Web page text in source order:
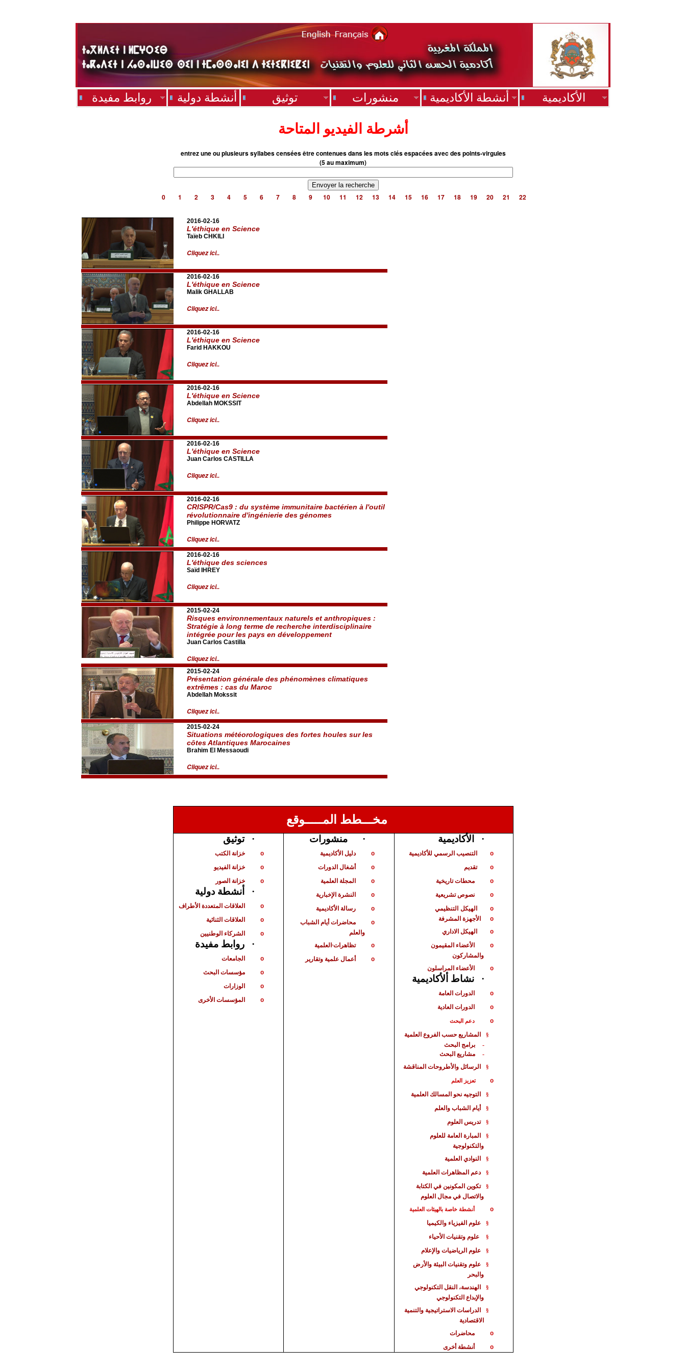
روابط مفيدة أنشطة دولية توثيق منشورات أنشطة الأكاديمية الأكاديمية
أشرطة الفيديو المتاحة
entrez une ou plusieurs syllabes censées être contenues dans les mots clés espacées avec des points-virgules
(5 au maximum)
0 1 2 3 4 5 6 7 8 9 10 11 12 13 14 15 16 17 18 19 20 21 22
2016-02-16
L'éthique en Science
Taïeb CHKILI
Cliquez ici..
2016-02-16
L'éthique en Science
Malik GHALLAB
Cliquez ici..
2016-02-16
L'éthique en Science
Farid HAKKOU
Cliquez ici..
2016-02-16
L'éthique en Science
Abdellah MOKSSIT
Cliquez ici..
2016-02-16
L'éthique en Science
Juan Carlos CASTILLA
Cliquez ici..
2016-02-16
CRISPR/Cas9 : du système immunitaire bactérien à l'outil
révolutionnaire d'ingénierie des génomes
Philippe HORVATZ
Cliquez ici..
2016-02-16
L'éthique des sciences
Saïd IHREY
Cliquez ici..
2015-02-24
Risques environnementaux naturels et anthropiques :
Stratégie à long terme de recherche interdisciplinaire
intégrée pour les pays en développement
Juan Carlos Castilla
Cliquez ici..
2015-02-24
Présentation générale des phénomènes climatiques
extrêmes : cas du Maroc
Abdellah Mokssit
Cliquez ici..
2015-02-24
Situations météorologiques des fortes houles sur les
côtes Atlantiques Marocaines
Brahim El Messaoudi
Cliquez ici..
مخـــطط المـــــوقع
· توثيق
o خزانة الكتب
o خزانة الفيديو
o خزانة الصور
· أنشطة دولية
o العلاقات المتعددة الأطراف
o العلاقات الثنائية
o الشركاء الوطنيين
· روابط مفيدة
o الجامعات
o مؤسسات البحث
o الوزارات
o المؤسسات الأخرى
· منشورات
o دليل الأكاديمية
o أشغال الدورات
o المجلة العلمية
o النشرة الإخبارية
o رسالة الأكاديمية
o
محاضرات أيام الشباب
والعلم
o تظاهراتالعلمية
o أعمال علمية وتقارير
· الأكاديمية
o التنصيب الرسمي للأكاديمية
o تقديم
o محطات تاريخية
o نصوص تشريعية
o الهيكل التنظيمي
o الأجهزة المشرفة
o الهيكل الاداري
o
الأعضاء المقيمون
والمشاركون
o الأعضاء المراسلون
· نشاط ألأكاديمية
o الدورات العامة
o الدورات العادية
o دعم البحث
§ المشاريع حسب الفروع العلمية
- برامج البحث
- مشاريعالبحث
§ الرسائل والأطروحات المناقشة
o تعزيز العلم
§ التوجيه نحو المسالك العلمية
§ أيام الشباب والعلم
§ تدريس العلوم
§ المبارةالعامة للعلوم
والتكنولوجية
§ النوادي العلمية
§ دعم المظاهرات العلمية
§
تكوين المكونين في الكتابة
والاتصال في مجال العلوم
o أنشطة خاصة بالهيئات العلمية
§ علوم الفيزياء والكيميا
§ علوم وتقنيات الأحياء
§ علوم الرياضيات والإعلام
§
علوم وتقنيات البيئة والأرض
والبحر
§
الهندسة، النقل التكنولوجي
والإبداع التكنولوجي
§ الدراسات الاستراتيجية والتنمية
الاقتصادية
o محاضرات
o أنشطة أخرى